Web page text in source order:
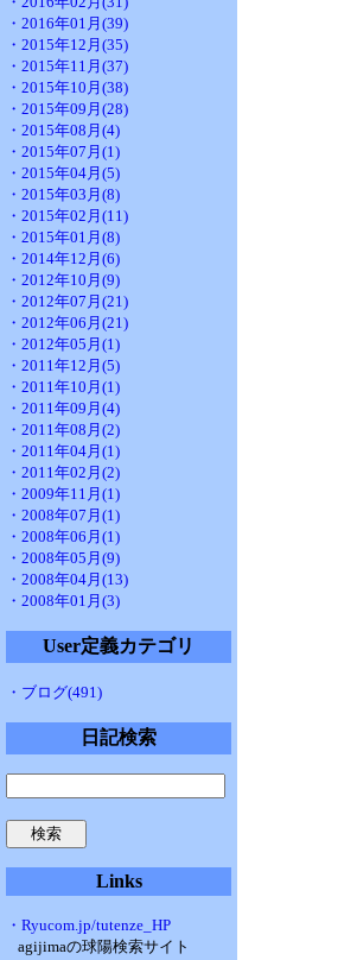
・2016年01月(39)
・2015年12月(35)
・2015年11月(37)
・2015年10月(38)
・2015年09月(28)
・2015年08月(4)
・2015年07月(1)
・2015年04月(5)
・2015年03月(8)
・2015年02月(11)
・2015年01月(8)
・2014年12月(6)
・2012年10月(9)
・2012年07月(21)
・2012年06月(21)
・2012年05月(1)
・2011年12月(5)
・2011年10月(1)
・2011年09月(4)
・2011年08月(2)
・2011年04月(1)
・2011年02月(2)
・2009年11月(1)
・2008年07月(1)
・2008年06月(1)
・2008年05月(9)
・2008年04月(13)
・2008年01月(3)
User定義カテゴリ
・ブログ(491)
日記検索
Links
・Ryucom.jp/tutenze_HP
agijimaの球陽検索サイト